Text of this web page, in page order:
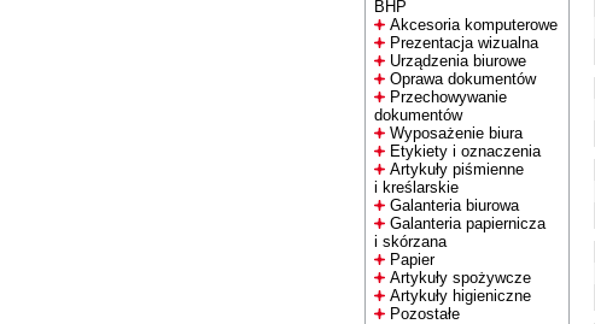
BHP
Akcesoria komputerowe
Prezentacja wizualna
Urządzenia biurowe
Oprawa dokumentów
Przechowywanie
dokumentów
Wyposażenie biura
Etykiety i oznaczenia
Artykuły piśmienne
i kreślarskie
Galanteria biurowa
Galanteria papiernicza
i skórzana
Papier
Artykuły spożywcze
Artykuły higieniczne
Pozostałe